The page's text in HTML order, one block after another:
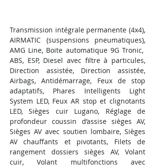
Transmission intégrale permanente (4x4),
AIRMATIC (suspensions pneumatiques),
AMG Line, Boite automatique 9G Tronic,
ABS, ESP, Diesel avec filtre à particules,
Direction assistée, Direction assistée,
Airbags, Antidémarrage, Feux de stop
adaptatifs, Phares Intelligents Light
System LED, Feux AR stop et clignotants
LED, Sièges cuir Lugano, Réglage de
profondeur coussin d’assise sièges AV,
Sièges AV avec soutien lombaire, Sièges
AV chauffants et pivotants, Filets de
rangement dossiers sièges AV, Volant
cuir, Volant multifonctions avec